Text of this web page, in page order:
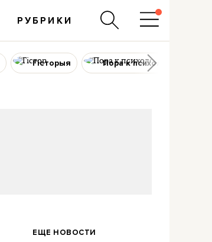
РУБРИКИ
Гісторыя Пора к психологу
ЕЩЕ НОВОСТИ